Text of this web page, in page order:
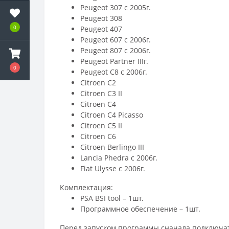
0
0
Peugeot 307 с 2005г.
Peugeot 308
Peugeot 407
Peugeot 607 с 2006г.
Peugeot 807 с 2006г.
Peugeot Partner IIIг.
Peugeot C8 с 2006г.
Citroen C2
Citroen C3 II
Citroen C4
Citroen C4 Picasso
Citroen C5 II
Citroen C6
Citroen Berlingo III
Lancia Phedra с 2006г.
Fiat Ulysse с 2006г.
Комплектация:
PSA BSI tool – 1шт.
Программное обеспечение – 1шт.